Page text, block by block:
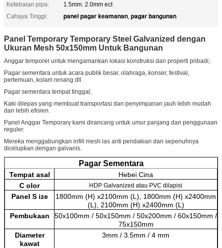
Ketebalan pipa:
1.5mm. 2.0mm ect
Cahaya Tinggi:
panel pagar keamanan, pagar bangunan
Panel Temporary Temporary Steel Galvanized dengan
Ukuran Mesh 50x150mm Untuk Bangunan
Anggar temporer untuk mengamankan lokasi konstruksi dan properti pribadi;
Pagar sementara untuk acara publik besar, olahraga, konser, festival,
pertemuan, kolam renang dll.
Pagar sementara tempat tinggal;
Kaki dilepas yang membuat transportasi dan penyimpanan jauh lebih mudah
dan lebih efisien.
Panel Anggar Temporary kami dirancang untuk umur panjang dan penggunaan
reguler.
Mereka menggabungkan infill mesh las anti pendakian dan sepenuhnya
dicelupkan dengan galvanis.
Pagar Sementara
Tempat asal Hebei Cina
C olor HDP Galvanized atau PVC dilapisi
Panel S ize
1800mm (H) x2100mm (L), 1800mm (H) x2400mm
(L), 2100mm (H) x2400mm (L)
Pembukaan
50x100mm / 50x150mm / 50x200mm / 60x150mm /
75x150mm
Diameter
kawat
3mm / 3.5mm / 4 mm